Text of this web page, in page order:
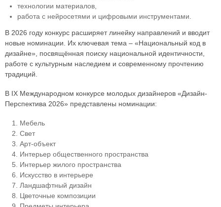
технологии материалов,
работа с нейросетями и цифровыми инструментами.
В 2026 году конкурс расширяет линейку направлений и вводит
новые номинации. Их ключевая тема – «Национальный код в
дизайне», посвящённая поиску национальной идентичности,
работе с культурным наследием и современному прочтению
традиций.
В IX Международном конкурсе молодых дизайнеров «Дизайн-
Перспектива 2026» представлены номинации:
Мебель
Свет
Арт-объект
Интерьер общественного пространства
Интерьер жилого пространства
Искусство в интерьере
Ландшафтный дизайн
Цветочные композиции